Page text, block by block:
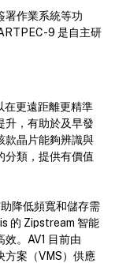
署作業系統等功
9 是自主研
在更遠距離更精準
升，有助於及早發
款晶片能夠辨識與
分類，提供有價值
降低頻寬和儲存需
的 Zipstream 智能
。AV1 目前由
方案（VMS）供應